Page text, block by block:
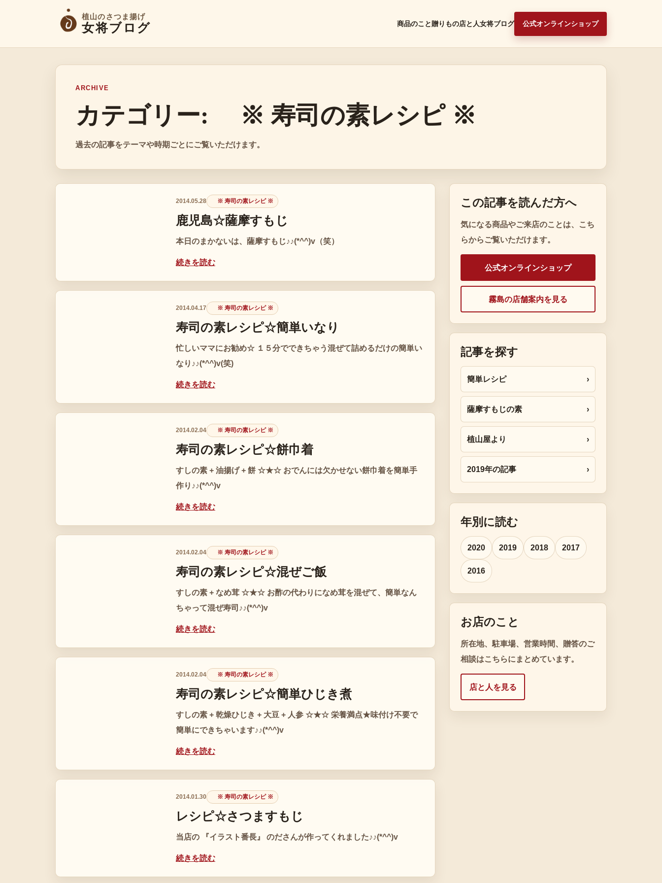
植山のさつま揚げ
女将ブログ 商品のこと贈りもの店と人女将ブログ 公式オンラインショップ
ARCHIVE
カテゴリー: ※ 寿司の素レシピ ※
過去の記事をテーマや時期ごとにご覧いただけます。
2014.05.28 ※ 寿司の素レシピ ※
鹿児島☆薩摩すもじ
本日のまかないは、薩摩すもじ♪♪(*^^)v（笑）
続きを読む
2014.04.17 ※ 寿司の素レシピ ※
寿司の素レシピ☆簡単いなり
忙しいママにお勧め☆ １５分でできちゃう混ぜて詰めるだけの簡単い
なり♪♪(*^^)v(笑)
続きを読む
2014.02.04 ※ 寿司の素レシピ ※
寿司の素レシピ☆餅巾着
すしの素 + 油揚げ + 餅 ☆★☆ おでんには欠かせない餅巾着を簡単手
作り♪♪(*^^)v
続きを読む
2014.02.04 ※ 寿司の素レシピ ※
寿司の素レシピ☆混ぜご飯
すしの素 + なめ茸 ☆★☆ お酢の代わりになめ茸を混ぜて、簡単なん
ちゃって混ぜ寿司♪♪(*^^)v
続きを読む
2014.02.04 ※ 寿司の素レシピ ※
寿司の素レシピ☆簡単ひじき煮
すしの素 + 乾燥ひじき + 大豆 + 人参 ☆★☆ 栄養満点★味付け不要で
簡単にできちゃいます♪♪(*^^)v
続きを読む
2014.01.30 ※ 寿司の素レシピ ※
レシピ☆さつますもじ
当店の 『イラスト番長』 のださんが作ってくれました♪♪(*^^)v
続きを読む
この記事を読んだ方へ
気になる商品やご来店のことは、こち
らからご覧いただけます。
公式オンラインショップ
霧島の店舗案内を見る
記事を探す
簡単レシピ ›
薩摩すもじの素 ›
植山屋より ›
2019年の記事 ›
年別に読む
2020 2019 2018 2017
2016
お店のこと
所在地、駐車場、営業時間、贈答のご
相談はこちらにまとめています。
店と人を見る